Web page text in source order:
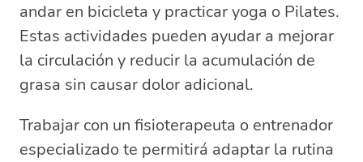
andar en bicicleta y practicar yoga o Pilates.
Estas actividades pueden ayudar a mejorar
la circulación y reducir la acumulación de
grasa sin causar dolor adicional.
Trabajar con un fisioterapeuta o entrenador
especializado te permitirá adaptar la rutina